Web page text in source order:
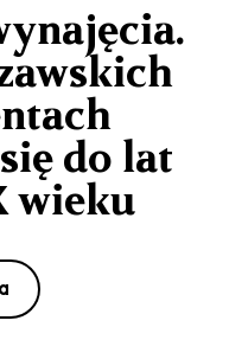
do lat
wieku